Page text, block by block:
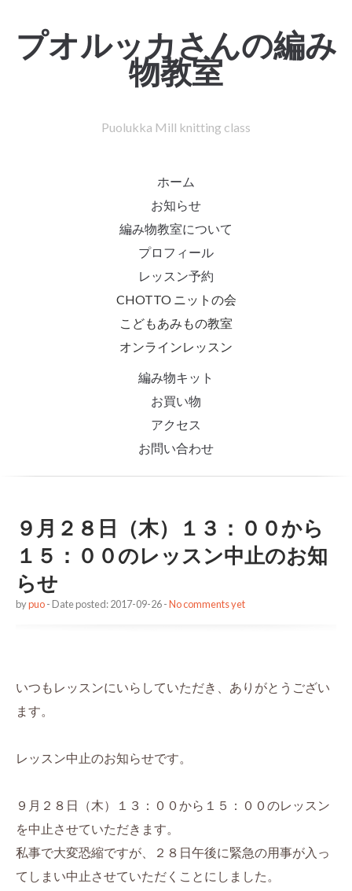
プオルッカさんの編み
物教室
Puolukka Mill knitting class
ホーム
お知らせ
編み物教室について
プロフィール
レッスン予約
CHOTTO ニットの会
こどもあみもの教室
オンラインレッスン
編み物キット
お買い物
アクセス
お問い合わせ
９月２８日（木）１３：００から
１５：００のレッスン中止のお知
らせ
bypuo- Date posted: 2017-09-26 -No comments yet
いつもレッスンにいらしていただき、ありがとうござい
ます。
レッスン中止のお知らせです。
９月２８日（木）１３：００から１５：００のレッスン
を中止させていただきます。
私事で大変恐縮ですが、２８日午後に緊急の用事が入っ
てしまい中止させていただくことにしました。